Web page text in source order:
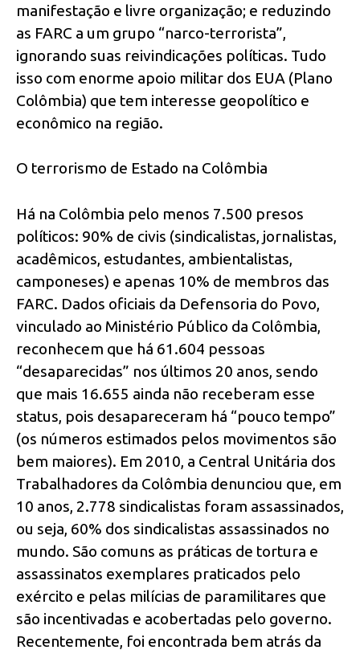
manifestação e livre organização; e reduzindo
as FARC a um grupo “narco-terrorista”,
ignorando suas reivindicações políticas. Tudo
isso com enorme apoio militar dos EUA (Plano
Colômbia) que tem interesse geopolítico e
econômico na região.
O terrorismo de Estado na Colômbia
Há na Colômbia pelo menos 7.500 presos
políticos: 90% de civis (sindicalistas, jornalistas,
acadêmicos, estudantes, ambientalistas,
camponeses) e apenas 10% de membros das
FARC. Dados oficiais da Defensoria do Povo,
vinculado ao Ministério Público da Colômbia,
reconhecem que há 61.604 pessoas
“desaparecidas” nos últimos 20 anos, sendo
que mais 16.655 ainda não receberam esse
status, pois desapareceram há “pouco tempo”
(os números estimados pelos movimentos são
bem maiores). Em 2010, a Central Unitária dos
Trabalhadores da Colômbia denunciou que, em
10 anos, 2.778 sindicalistas foram assassinados,
ou seja, 60% dos sindicalistas assassinados no
mundo. São comuns as práticas de tortura e
assassinatos exemplares praticados pelo
exército e pelas milícias de paramilitares que
são incentivadas e acobertadas pelo governo.
Recentemente, foi encontrada bem atrás da